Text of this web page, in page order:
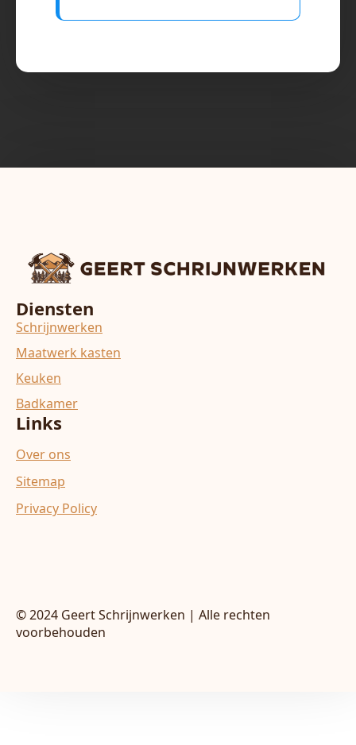
Diensten
Schrijnwerken
Maatwerk kasten
Keuken
Badkamer
Links
Over ons
Sitemap
Privacy Policy
© 2024 Geert Schrijnwerken | Alle rechten
voorbehouden